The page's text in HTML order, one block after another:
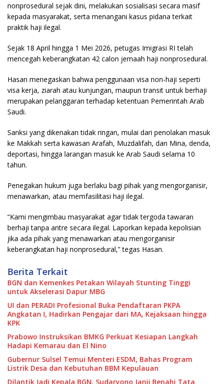
nonprosedural sejak dini, melakukan sosialisasi secara masif
kepada masyarakat, serta menangani kasus pidana terkait
praktik haji ilegal.
Sejak 18 April hingga 1 Mei 2026, petugas Imigrasi RI telah
mencegah keberangkatan 42 calon jemaah haji nonprosedural.
Hasan menegaskan bahwa penggunaan visa non-haji seperti
visa kerja, ziarah atau kunjungan, maupun transit untuk berhaji
merupakan pelanggaran terhadap ketentuan Pemerintah Arab
Saudi.
Sanksi yang dikenakan tidak ringan, mulai dari penolakan masuk
ke Makkah serta kawasan Arafah, Muzdalifah, dan Mina, denda,
deportasi, hingga larangan masuk ke Arab Saudi selama 10
tahun.
Penegakan hukum juga berlaku bagi pihak yang mengorganisir,
menawarkan, atau memfasilitasi haji ilegal.
“Kami mengimbau masyarakat agar tidak tergoda tawaran
berhaji tanpa antre secara ilegal. Laporkan kepada kepolisian
jika ada pihak yang menawarkan atau mengorganisir
keberangkatan haji nonprosedural,” tegas Hasan.
Berita Terkait
BGN dan Kemenkes Petakan Wilayah Stunting Tinggi
untuk Akselerasi Dapur MBG
UI dan PERADI Profesional Buka Pendaftaran PKPA
Angkatan I, Hadirkan Pengajar dari MA, Kejaksaan hingga
KPK
Prabowo Instruksikan BMKG Perkuat Kesiapan Langkah
Hadapi Kemarau dan El Nino
Gubernur Sulsel Temui Menteri ESDM, Bahas Program
Listrik Desa dan Kebutuhan BBM Kepulauan
Dilantik Jadi Kepala BGN, Sudaryono Janji Benahi Tata